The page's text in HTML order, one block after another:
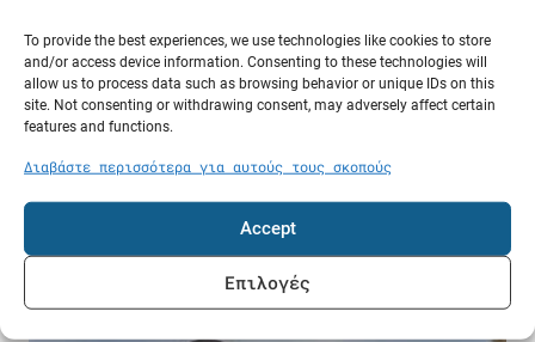
To provide the best experiences, we use technologies like cookies to store
and/or access device information. Consenting to these technologies will
allow us to process data such as browsing behavior or unique IDs on this
site. Not consenting or withdrawing consent, may adversely affect certain
features and functions.
Διαβάστε περισσότερα για αυτούς τους σκοπούς
Accept
Επιλογές
Σύλληψη 59χρονου στην Κάλυμνο για παράνομες
Ελλάδα